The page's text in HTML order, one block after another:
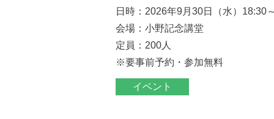
日時：2026年9月30日（水）18:30
会場：小野記念講堂
定員：200人
※要事前予約・参加無料
イベント